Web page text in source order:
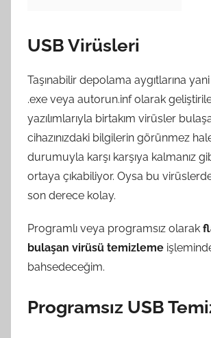
USB Virüsleri
Taşınabilir depolama aygıtlarına
.exe veya autorun.inf olarak
yazılımlarıyla birtakım virüsler
cihazınızdaki bilgilerin görünmez
durumuyla karşı karşıya kalmanız
ortaya çıkabiliyor. Oysa bu
son derece kolay.
Programlı veya programsız olarak
bulaşan virüsü temizleme
bahsedeceğim.
Programsız USB